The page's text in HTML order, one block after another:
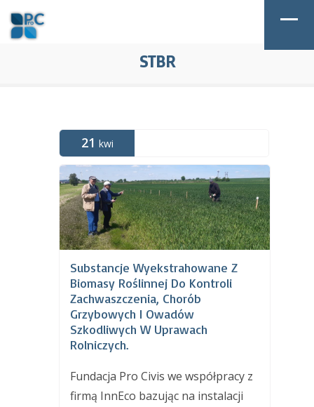
STBR
21 kwi
Substancje Wyekstrahowane Z
Biomasy Roślinnej Do Kontroli
Zachwaszczenia, Chorób
Grzybowych I Owadów
Szkodliwych W Uprawach
Rolniczych.
Fundacja Pro Civis we współpracy z
firmą InnEco bazując na instalacji